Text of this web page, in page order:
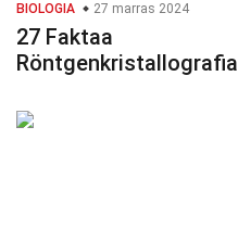
BIOLOGIA 27 marras 2024
27 Faktaa
Röntgenkristallografia